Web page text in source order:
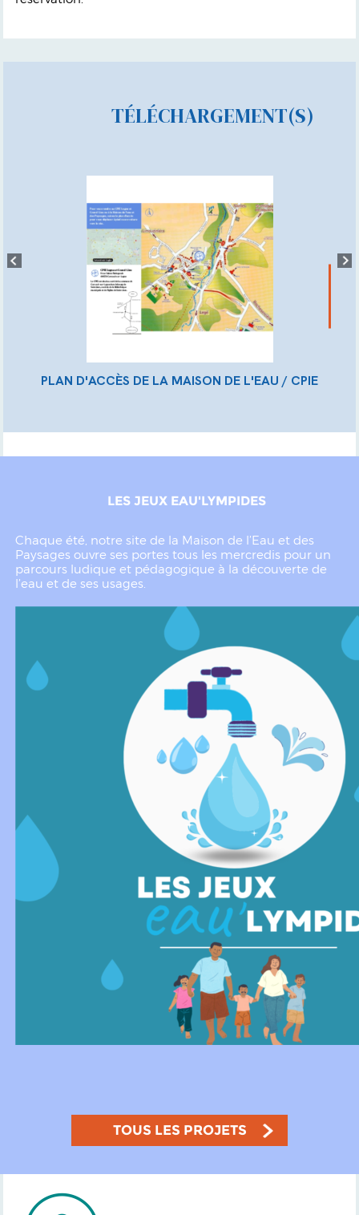
TÉLÉCHARGEMENT(S)
PLAN D'ACCÈS DE LA MAISON DE L'EAU / CPIE
LES JEUX EAU'LYMPIDES
Chaque été, notre site de la Maison de l’Eau et des
Paysages ouvre ses portes tous les mercredis pour un
parcours ludique et pédagogique à la découverte de
l’eau et de ses usages.
TOUS LES PROJETS